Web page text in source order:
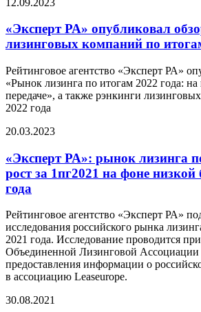
«Эксперт РА» опубликовал
лизинговых компаний по
Рейтинговое агентство «Эксперт РА»
«Рынок лизинга по итогам 2022 года:
передаче», а также рэнкинги
2022 года
20.03.2023
«Эксперт РА»: рынок лизинга
рост за 1пг2021 на фоне
года
Рейтинговое агентство «Эксперт РА»
исследования российского рынка
2021 года. Исследование проводится
Объединенной Лизинговой Ассоциации
предоставления информации о
в ассоциацию Leaseurope.
30.08.2021